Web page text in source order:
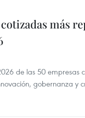
más
de las 50 empresas
gobernanza y